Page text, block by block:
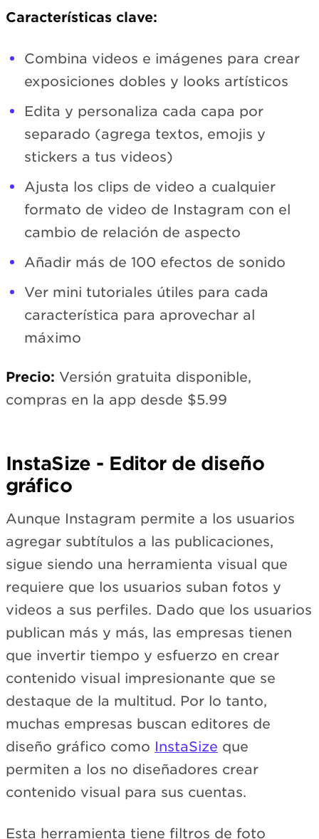
Características clave:
Combina videos e imágenes para crear
exposiciones dobles y looks artísticos
Edita y personaliza cada capa por
separado (agrega textos, emojis y
stickers a tus videos)
Ajusta los clips de video a cualquier
formato de video de Instagram con el
cambio de relación de aspecto
Añadir más de 100 efectos de sonido
Ver mini tutoriales útiles para cada
característica para aprovechar al
máximo
Precio: Versión gratuita disponible,
compras en la app desde $5.99
InstaSize - Editor de diseño
gráfico
Aunque Instagram permite a los usuarios
agregar subtítulos a las publicaciones,
sigue siendo una herramienta visual que
requiere que los usuarios suban fotos y
videos a sus perfiles. Dado que los usuarios
publican más y más, las empresas tienen
que invertir tiempo y esfuerzo en crear
contenido visual impresionante que se
destaque de la multitud. Por lo tanto,
muchas empresas buscan editores de
diseño gráfico como InstaSize que
permiten a los no diseñadores crear
contenido visual para sus cuentas.
Esta herramienta tiene filtros de foto